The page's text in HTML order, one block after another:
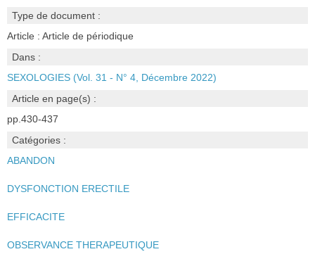
Type de document :
Article : Article de périodique
Dans :
SEXOLOGIES (Vol. 31 - N° 4, Décembre 2022)
Article en page(s) :
pp.430-437
Catégories :
ABANDON
DYSFONCTION ERECTILE
EFFICACITE
OBSERVANCE THERAPEUTIQUE